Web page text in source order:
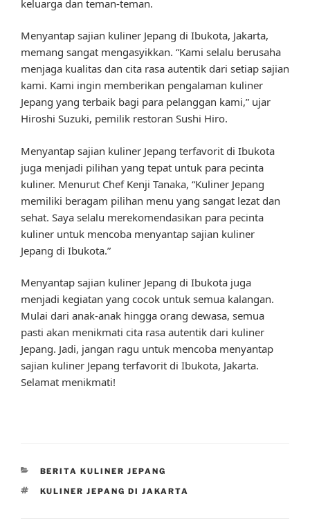
keluarga dan teman-teman.
Menyantap sajian kuliner Jepang di Ibukota, Jakarta,
memang sangat mengasyikkan. “Kami selalu berusaha
menjaga kualitas dan cita rasa autentik dari setiap sajian
kami. Kami ingin memberikan pengalaman kuliner
Jepang yang terbaik bagi para pelanggan kami,” ujar
Hiroshi Suzuki, pemilik restoran Sushi Hiro.
Menyantap sajian kuliner Jepang terfavorit di Ibukota
juga menjadi pilihan yang tepat untuk para pecinta
kuliner. Menurut Chef Kenji Tanaka, “Kuliner Jepang
memiliki beragam pilihan menu yang sangat lezat dan
sehat. Saya selalu merekomendasikan para pecinta
kuliner untuk mencoba menyantap sajian kuliner
Jepang di Ibukota.”
Menyantap sajian kuliner Jepang di Ibukota juga
menjadi kegiatan yang cocok untuk semua kalangan.
Mulai dari anak-anak hingga orang dewasa, semua
pasti akan menikmati cita rasa autentik dari kuliner
Jepang. Jadi, jangan ragu untuk mencoba menyantap
sajian kuliner Jepang terfavorit di Ibukota, Jakarta.
Selamat menikmati!
CATEGORIES
BERITA KULINER JEPANG
TAGS
KULINER JEPANG DI JAKARTA